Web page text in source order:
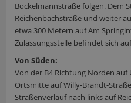
Bockelmannstraße folgen. Dem
Reichenbachstraße und weiter
etwa 300 Metern auf Am
Zulassungsstelle befindet sich
Von Süden:
Von der B4 Richtung Norden auf
Ortsmitte auf Willy-Brandt-
Straßenverlauf nach links auf